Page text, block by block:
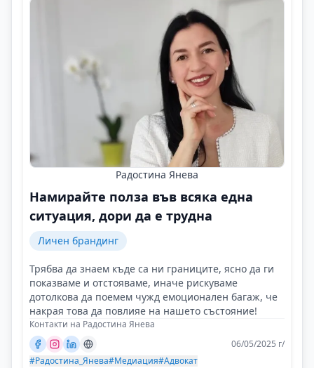
Радостина Янева
Намирайте полза във всяка една
ситуация, дори да е трудна
Личен брандинг
Трябва да знаем къде са ни границите, ясно да ги
показваме и отстояваме, иначе рискуваме
дотолкова да поемем чужд емоционален багаж, че
накрая това да повлияе на нашето състояние!
Контакти на Радостина Янева
06/05/2025 г/
#Радостина_Янева#Медиация#Адвокат